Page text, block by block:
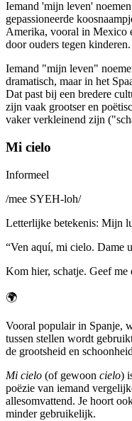
Iemand 'mijn leven'
gepassioneerde
Amerika, vooral in Mexico
door ouders tegen kinderen.
Iemand "mijn leven"
dramatisch, maar in het
Dat past bij een bredere
zijn vaak grootser en
vaker verkleinend zijn
Mi cielo
Informeel
/mee SYEH-loh/
Letterlijke betekenis: Mijn
“Ven aquí, mi cielo. Dame
Kom hier, schatje. Geef me
🌍
Vooral populair in Spanje,
tussen stellen wordt
de grootsheid en
Mi cielo (of gewoon cielo)
poëzie van iemand
allesomvattend. Je hoort
minder gebruikelijk.